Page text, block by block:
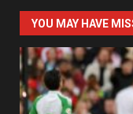
YOU MAY HAVE